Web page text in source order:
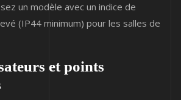
un modèle avec un indice de
(IP44 minimum) pour les salles de
et points